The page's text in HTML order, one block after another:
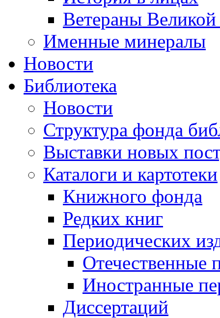
Ветераны
Именные минералы
Новости
Библиотека
Новости
Структура фонда
Выставки новых
Каталоги и картотеки
Книжного фонда
Редких книг
Периодических
Отечественные
Иностранные
Диссертаций